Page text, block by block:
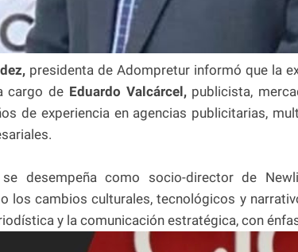
presidenta de Adompretur informó que la
cargo de Eduardo Valcárcel,publicista,
de experiencia en agencias publicitarias,
se desempeña como socio-director de
los cambios culturales, tecnológicos y
y la comunicación estratégica, con